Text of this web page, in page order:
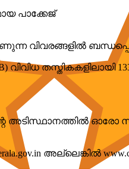
പാക്കേജ്
വിവരങ്ങളിൽ
തസ്തികകളിലായി
അടിസ്ഥാനത്തിൽ
അല്ലെങ്കിൽ